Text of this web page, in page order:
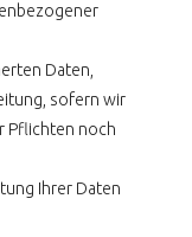
Daten,
sofern wir
Pflichten noch
Ihrer Daten